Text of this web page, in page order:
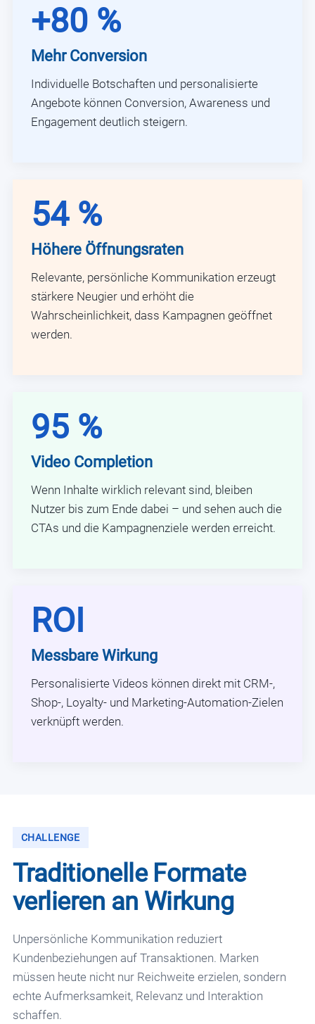
+80 %
Mehr Conversion
Individuelle Botschaften und personalisierte
Angebote können Conversion, Awareness und
Engagement deutlich steigern.
54 %
Höhere Öffnungsraten
Relevante, persönliche Kommunikation erzeugt
stärkere Neugier und erhöht die
Wahrscheinlichkeit, dass Kampagnen geöffnet
werden.
95 %
Video Completion
Wenn Inhalte wirklich relevant sind, bleiben
Nutzer bis zum Ende dabei – und sehen auch die
CTAs und die Kampagnenziele werden erreicht.
ROI
Messbare Wirkung
Personalisierte Videos können direkt mit CRM-,
Shop-, Loyalty- und Marketing-Automation-Zielen
verknüpft werden.
CHALLENGE
Traditionelle Formate
verlieren an Wirkung
Unpersönliche Kommunikation reduziert
Kundenbeziehungen auf Transaktionen. Marken
müssen heute nicht nur Reichweite erzielen, sondern
echte Aufmerksamkeit, Relevanz und Interaktion
schaffen.